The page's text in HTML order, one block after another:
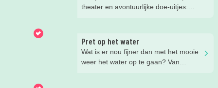
theater en avontuurlijke doe-uitjes:
Pret op het water
Wat is er nou fijner dan met het mooie
weer het water op te gaan? Van